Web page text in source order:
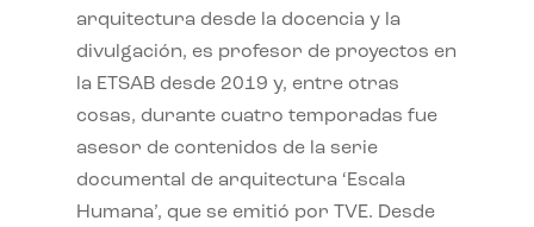
arquitectura desde la docencia y la
divulgación, es profesor de proyectos en
la ETSAB desde 2019 y, entre otras
cosas, durante cuatro temporadas fue
asesor de contenidos de la serie
documental de arquitectura ‘Escala
Humana’, que se emitió por TVE. Desde